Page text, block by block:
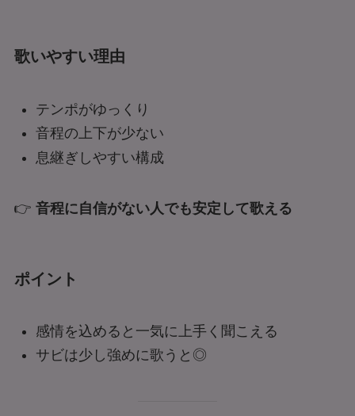
歌いやすい理由
テンポがゆっくり
音程の上下が少ない
息継ぎしやすい構成
👉 音程に自信がない人でも安定して歌える
ポイント
感情を込めると一気に上手く聞こえる
サビは少し強めに歌うと◎